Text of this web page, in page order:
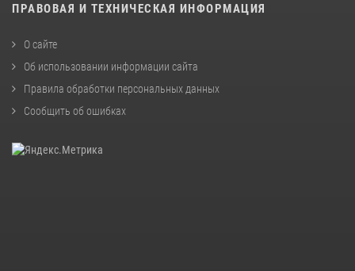
ПРАВОВАЯ И ТЕХНИЧЕСКАЯ ИНФОРМАЦИЯ
О сайте
Об использовании информации сайта
Правила обработки персональных данных
Сообщить об ошибках